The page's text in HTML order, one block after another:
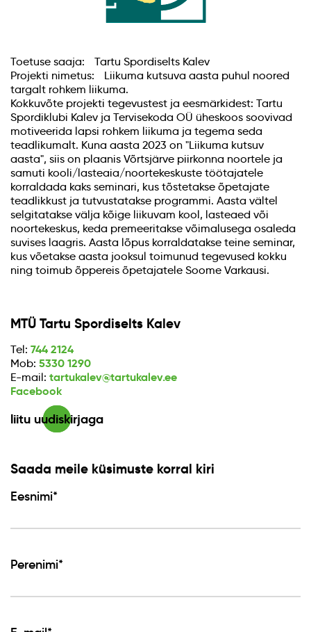
Toetuse saaja: Tartu Spordiselts Kalev
Projekti nimetus: Liikuma kutsuva aasta puhul noored
targalt rohkem liikuma.
Kokkuvõte projekti tegevustest ja eesmärkidest: Tartu
Spordiklubi Kalev ja Tervisekoda OÜ üheskoos soovivad
motiveerida lapsi rohkem liikuma ja tegema seda
teadlikumalt. Kuna aasta 2023 on "Liikuma kutsuv
aasta", siis on plaanis Võrtsjärve piirkonna noortele ja
samuti kooli/lasteaia/noortekeskuste töötajatele
korraldada kaks seminari, kus tõstetakse õpetajate
teadlikkust ja tutvustatakse programmi. Aasta vältel
selgitatakse välja kõige liikuvam kool, lasteaed või
noortekeskus, keda premeeritakse võimalusega osaleda
suvises laagris. Aasta lõpus korraldatakse teine seminar,
kus võetakse aasta jooksul toimunud tegevused kokku
ning toimub õppereis õpetajatele Soome Varkausi.
MTÜ Tartu Spordiselts Kalev
Tel: 744 2124
Mob: 5330 1290
E-mail: tartukalev@tartukalev.ee
Facebook
liitu uudiskirjaga
Saada meile küsimuste korral kiri
Eesnimi*
Perenimi*